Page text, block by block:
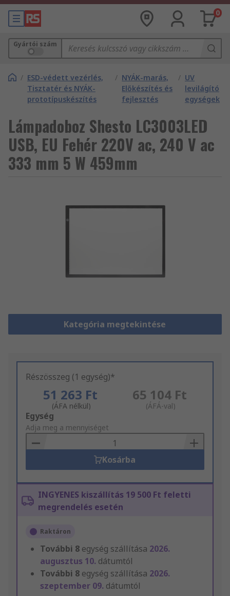
0
Gyártói szám
/ ESD-védett vezérlés,
Tisztatér és NYÁK-
prototípuskészítés
/ NYÁK-marás,
Előkészítés és
fejlesztés
/ UV
levilágító
egységek
Lámpadoboz Shesto LC3003LED
USB, EU Fehér 220V ac, 240 V ac
333 mm 5 W 459mm
Kategória megtekintése
Részösszeg (1 egység)*
51 263 Ft
(ÁFA nélkül)
65 104 Ft
(ÁFÁ-val)
Add
to
Basket
Egység
Adja meg a mennyiséget
Kosárba
INGYENES kiszállítás 19 500 Ft feletti
megrendelés esetén
Raktáron
További 8 egység szállítása 2026.
augusztus 10. dátumtól
További 8 egység szállítása 2026.
szeptember 09. dátumtól